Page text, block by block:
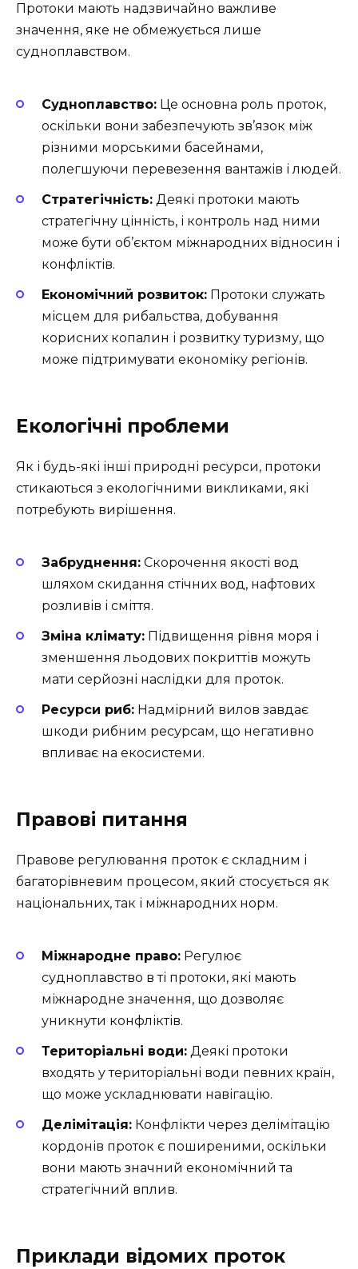
Протоки мають надзвичайно важливе
значення, яке не обмежується лише
судноплавством.
Судноплавство: Це основна роль проток,
оскільки вони забезпечують зв’язок між
різними морськими басейнами,
полегшуючи перевезення вантажів і людей.
Стратегічність: Деякі протоки мають
стратегічну цінність, і контроль над ними
може бути об’єктом міжнародних відносин і
конфліктів.
Економічний розвиток: Протоки служать
місцем для рибальства, добування
корисних копалин і розвитку туризму, що
може підтримувати економіку регіонів.
Екологічні проблеми
Як і будь-які інші природні ресурси, протоки
стикаються з екологічними викликами, які
потребують вирішення.
Забруднення: Скорочення якості вод
шляхом скидання стічних вод, нафтових
розливів і сміття.
Зміна клімату: Підвищення рівня моря і
зменшення льодових покриттів можуть
мати серйозні наслідки для проток.
Ресурси риб: Надмірний вилов завдає
шкоди рибним ресурсам, що негативно
впливає на екосистеми.
Правові питання
Правове регулювання проток є складним і
багаторівневим процесом, який стосується як
національних, так і міжнародних норм.
Міжнародне право: Регулює
судноплавство в ті протоки, які мають
міжнародне значення, що дозволяє
уникнути конфліктів.
Територіальні води: Деякі протоки
входять у територіальні води певних країн,
що може ускладнювати навігацію.
Делімітація: Конфлікти через делімітацію
кордонів проток є поширеними, оскільки
вони мають значний економічний та
стратегічний вплив.
Приклади відомих проток